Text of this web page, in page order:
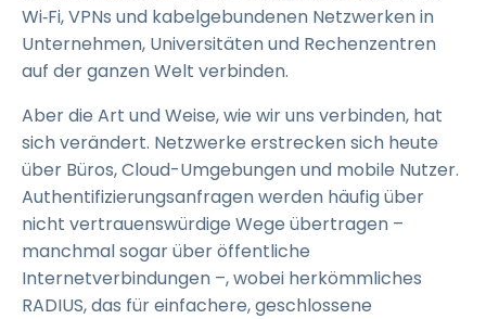
Wi‑Fi, VPNs und kabelgebundenen Netzwerken in
Unternehmen, Universitäten und Rechenzentren
auf der ganzen Welt verbinden.
Aber die Art und Weise, wie wir uns verbinden, hat
sich verändert. Netzwerke erstrecken sich heute
über Büros, Cloud-Umgebungen und mobile Nutzer.
Authentifizierungsanfragen werden häufig über
nicht vertrauenswürdige Wege übertragen –
manchmal sogar über öffentliche
Internetverbindungen –, wobei herkömmliches
RADIUS, das für einfachere, geschlossene